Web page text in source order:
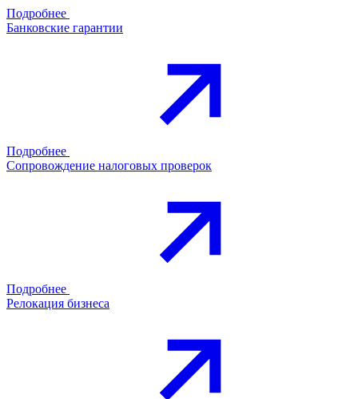
Подробнее
Банковские гарантии
Подробнее
Сопровождение налоговых проверок
Подробнее
Релокация бизнеса